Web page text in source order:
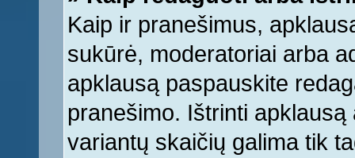
Kaip ir pranešimus,
sukūrė, moderatoriai arba
apklausą paspauskite
pranešimo. Ištrinti
variantų skaičių galima tik